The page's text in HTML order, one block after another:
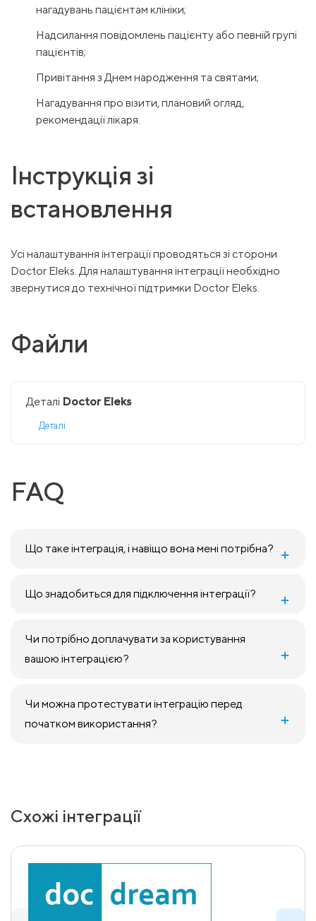
нагадувань пацієнтам клініки;
Надсилання повідомлень пацієнту або певній групі
пацієнтів;
Привітання з Днем народження та святами;
Нагадування про візити, плановий огляд,
рекомендації лікаря.
Інструкція зі
встановлення
Усі налаштування інтеграції проводяться зі сторони
Doctor Eleks. Для налаштування інтеграції необхідно
звернутися до технічної підтримки Doctor Eleks.
Файли
Деталі Doctor Eleks
Деталі
FAQ
Що таке інтеграція, і навіщо вона мені потрібна?
Що знадобиться для підключення інтеграції?
Чи потрібно доплачувати за користування
вашою інтеграцією?
Чи можна протестувати інтеграцію перед
початком використання?
Схожі інтеграції